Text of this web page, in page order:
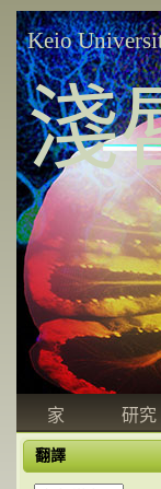
Keio
淺
家 研究
翻譯